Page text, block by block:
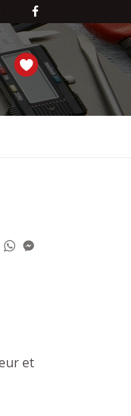
EmailWhatsApp
et